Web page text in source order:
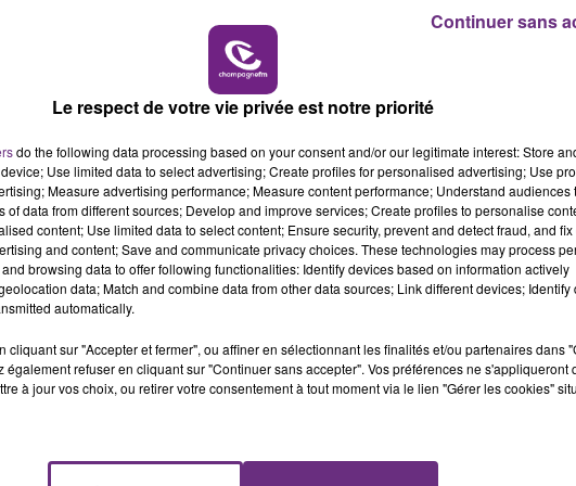
LA POP MACHINE - CHAMPAGNE FM
(fibre entre un nœud de raccordement optique et
ont été sectionnés.
000 euros pour près de 300 mètres de fibre de
ont été appelées en renfort.
plus vite le service et a par ailleurs porté plainte auprès
inadmissibles (qui) ont de lourdes conséquences
réseau. »
des solutions performantes et innovantes à nos
vandalisme invraisemblables ! De tels sabotages ne
nécessaires pour trouver les responsables
FM
19h15 - 20h00
Le respect de votre vie privée est notre priorité
do the following data processing based on your consent and/or our legitimate interest: Store
Use limited data to select advertising; Create profiles for personalised advertising; Use
Measure advertising performance; Measure content performance; Understand audiences
of data from different sources; Develop and improve services; Create profiles to personalise
content; Use limited data to select content; Ensure security, prevent and detect fraud, and fix
and content; Save and communicate privacy choices. These technologies may process
browsing data to offer following functionalities: Identify devices based on information actively
data; Match and combine data from other data sources; Link different devices; Identify
automatically.
cliquant sur "Accepter et fermer", ou affiner en sélectionnant les finalités et/ou partenaires dans
également refuser en cliquant sur "Continuer sans accepter". Vos préférences ne s'appliqueront
à jour vos choix, ou retirer votre consentement à tout moment via le lien "Gérer les cookies"
Continuer sans